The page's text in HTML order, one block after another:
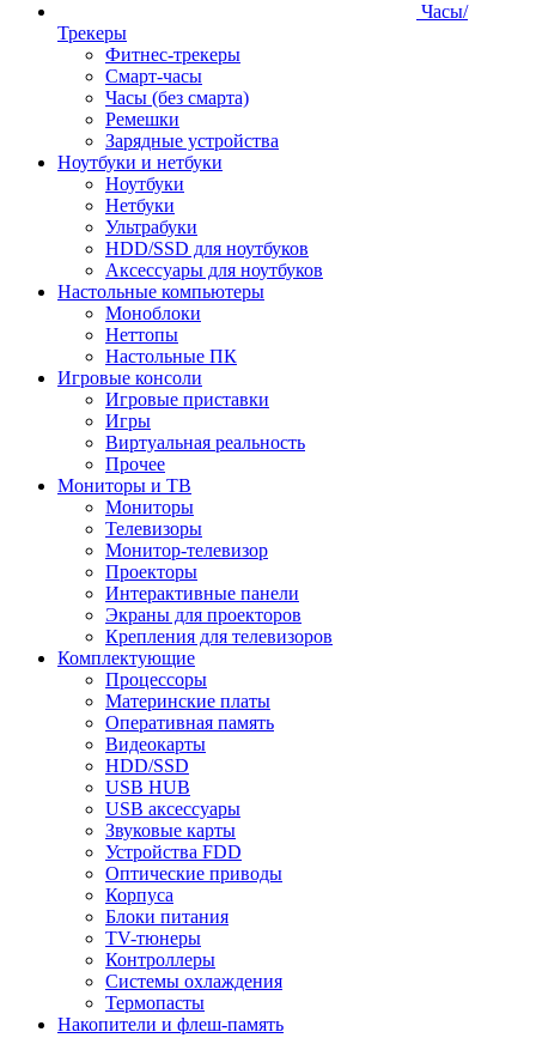
Часы/
Трекеры
Фитнес-трекеры
Смарт-часы
Часы (без смарта)
Ремешки
Зарядные устройства
Ноутбуки и нетбуки
Ноутбуки
Нетбуки
Ультрабуки
HDD/SSD для ноутбуков
Аксессуары для ноутбуков
Настольные компьютеры
Моноблоки
Неттопы
Настольные ПК
Игровые консоли
Игровые приставки
Игры
Виртуальная реальность
Прочее
Мониторы и ТВ
Мониторы
Телевизоры
Монитор-телевизор
Проекторы
Интерактивные панели
Экраны для проекторов
Крепления для телевизоров
Комплектующие
Процессоры
Материнские платы
Оперативная память
Видеокарты
HDD/SSD
USB HUB
USB аксессуары
Звуковые карты
Устройства FDD
Оптические приводы
Корпуса
Блоки питания
TV-тюнеры
Контроллеры
Системы охлаждения
Термопасты
Накопители и флеш-память